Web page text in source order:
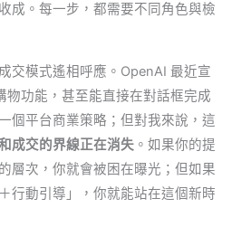
成。每一步，都需要不同角色與檢
交模式遙相呼應。OpenAI 最近宣
物功能，甚至能直接在對話框完成
個平台商業策略；但對我來說，這
成交的界線正在消失 。如果你的提
層次，你就會被困在曝光；但如果
行動引導」，你就能站在這個新時